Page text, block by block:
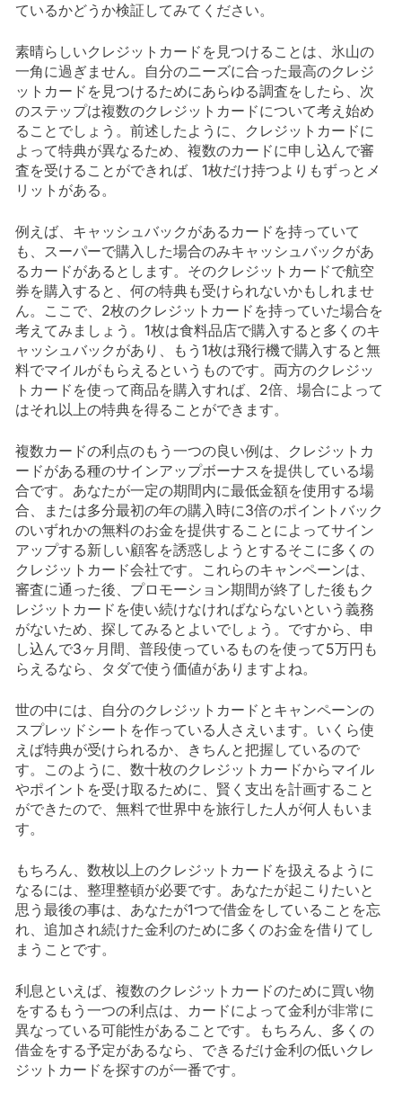
ているかどうか検証してみてください。
素晴らしいクレジットカードを見つけることは、氷山の
一角に過ぎません。自分のニーズに合った最高のクレジ
ットカードを見つけるためにあらゆる調査をしたら、次
のステップは複数のクレジットカードについて考え始め
ることでしょう。前述したように、クレジットカードに
よって特典が異なるため、複数のカードに申し込んで審
査を受けることができれば、1枚だけ持つよりもずっとメ
リットがある。
例えば、キャッシュバックがあるカードを持っていて
も、スーパーで購入した場合のみキャッシュバックがあ
るカードがあるとします。そのクレジットカードで航空
券を購入すると、何の特典も受けられないかもしれませ
ん。ここで、2枚のクレジットカードを持っていた場合を
考えてみましょう。1枚は食料品店で購入すると多くのキ
ャッシュバックがあり、もう1枚は飛行機で購入すると無
料でマイルがもらえるというものです。両方のクレジッ
トカードを使って商品を購入すれば、2倍、場合によって
はそれ以上の特典を得ることができます。
複数カードの利点のもう一つの良い例は、クレジットカ
ードがある種のサインアップボーナスを提供している場
合です。あなたが一定の期間内に最低金額を使用する場
合、または多分最初の年の購入時に3倍のポイントバック
のいずれかの無料のお金を提供することによってサイン
アップする新しい顧客を誘惑しようとするそこに多くの
クレジットカード会社です。これらのキャンペーンは、
審査に通った後、プロモーション期間が終了した後もク
レジットカードを使い続けなければならないという義務
がないため、探してみるとよいでしょう。ですから、申
し込んで3ヶ月間、普段使っているものを使って5万円も
らえるなら、タダで使う価値がありますよね。
世の中には、自分のクレジットカードとキャンペーンの
スプレッドシートを作っている人さえいます。いくら使
えば特典が受けられるか、きちんと把握しているので
す。このように、数十枚のクレジットカードからマイル
やポイントを受け取るために、賢く支出を計画すること
ができたので、無料で世界中を旅行した人が何人もいま
す。
もちろん、数枚以上のクレジットカードを扱えるように
なるには、整理整頓が必要です。あなたが起こりたいと
思う最後の事は、あなたが1つで借金をしていることを忘
れ、追加され続けた金利のために多くのお金を借りてし
まうことです。
利息といえば、複数のクレジットカードのために買い物
をするもう一つの利点は、カードによって金利が非常に
異なっている可能性があることです。もちろん、多くの
借金をする予定があるなら、できるだけ金利の低いクレ
ジットカードを探すのが一番です。